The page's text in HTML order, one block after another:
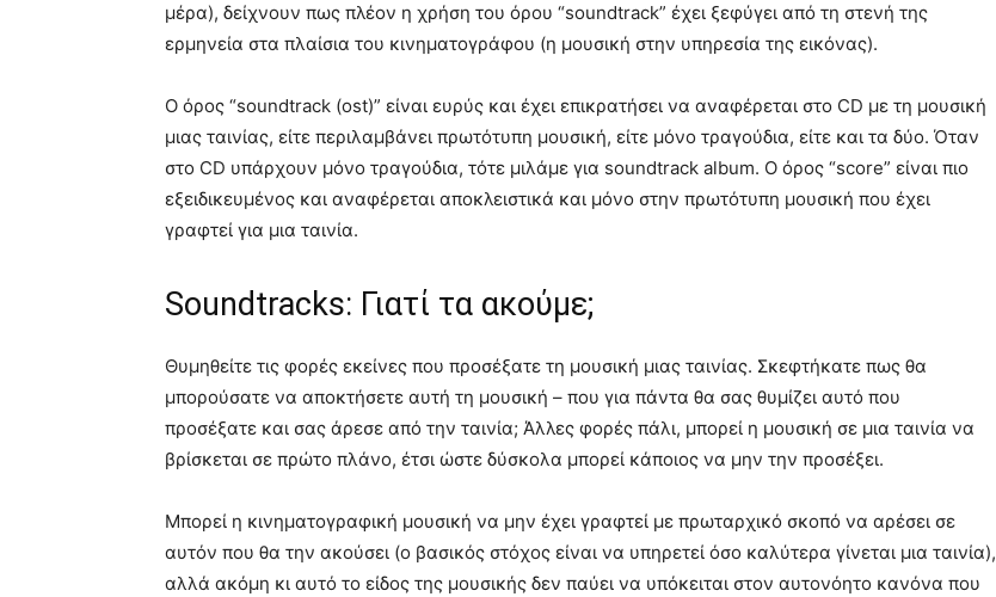
μέρα), δείχνουν πως πλέον η χρήση του όρου “soundtrack” έχει ξεφύγει από τη στενή της
ερμηνεία στα πλαίσια του κινηματογράφου (η μουσική στην υπηρεσία της εικόνας).
Ο όρος “soundtrack (ost)” είναι ευρύς και έχει επικρατήσει να αναφέρεται στο CD με τη μουσική
μιας ταινίας, είτε περιλαμβάνει πρωτότυπη μουσική, είτε μόνο τραγούδια, είτε και τα δύο. Όταν
στο CD υπάρχουν μόνο τραγούδια, τότε μιλάμε για soundtrack album. Ο όρος “score” είναι πιο
εξειδικευμένος και αναφέρεται αποκλειστικά και μόνο στην πρωτότυπη μουσική που έχει
γραφτεί για μια ταινία.
Soundtracks: Γιατί τα ακούμε;
Θυμηθείτε τις φορές εκείνες που προσέξατε τη μουσική μιας ταινίας. Σκεφτήκατε πως θα
μπορούσατε να αποκτήσετε αυτή τη μουσική – που για πάντα θα σας θυμίζει αυτό που
προσέξατε και σας άρεσε από την ταινία; Άλλες φορές πάλι, μπορεί η μουσική σε μια ταινία να
βρίσκεται σε πρώτο πλάνο, έτσι ώστε δύσκολα μπορεί κάποιος να μην την προσέξει.
Μπορεί η κινηματογραφική μουσική να μην έχει γραφτεί με πρωταρχικό σκοπό να αρέσει σε
αυτόν που θα την ακούσει (ο βασικός στόχος είναι να υπηρετεί όσο καλύτερα γίνεται μια ταινία),
αλλά ακόμη κι αυτό το είδος της μουσικής δεν παύει να υπόκειται στον αυτονόητο κανόνα που